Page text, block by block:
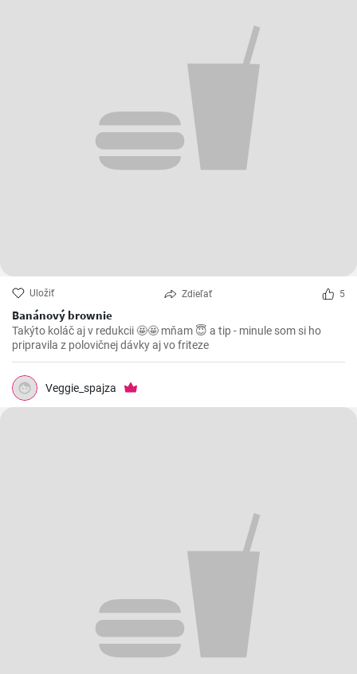
Uložiť Zdieľať 5
Banánový brownie
Takýto koláč aj v redukcii 🤩🤩 mňam 😇 a tip - minule som si ho
pripravila z polovičnej dávky aj vo friteze
Veggie_spajza